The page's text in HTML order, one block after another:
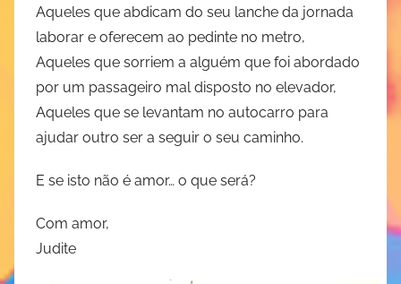
Aqueles que abdicam do seu lanche da jornada
laborar e oferecem ao pedinte no metro,
Aqueles que sorriem a alguém que foi abordado
por um passageiro mal disposto no elevador,
Aqueles que se levantam no autocarro para
ajudar outro ser a seguir o seu caminho.
E se isto não é amor… o que será?
Com amor,
Judite